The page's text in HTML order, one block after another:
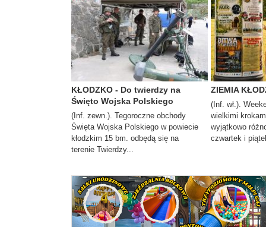
KŁODZKO - Do twierdzy na
Święto Wojska Polskiego
(Inf. zewn.). Tegoroczne obchody
Święta Wojska Polskiego w powiecie
kłodzkim 15 bm. odbędą się na
terenie Twierdzy...
ZIEMIA
(Inf. wł.).
wielkimi
wyjątkowo
czwartek i